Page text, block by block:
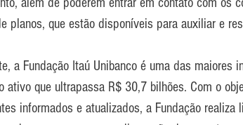
planos, que estão disponíveis para auxiliar e
a Fundação Itaú Unibanco é uma das maiores
ativo que ultrapassa R$ 30,7 bilhões. Com o
informados e atualizados, a Fundação realiza